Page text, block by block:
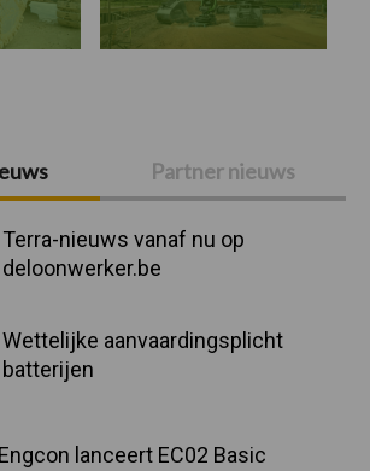
Partner nieuws
Terra-nieuws vanaf nu op
deloonwerker.be
Wettelijke aanvaardingsplicht
batterijen
Engcon lanceert EC02 Basic